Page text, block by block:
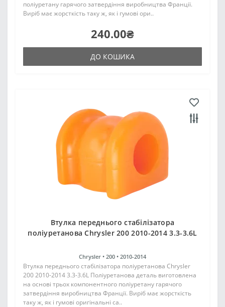
поліуретану гарячого затвердіння виробництва Франції.
Виріб має жорсткість таку ж, як і гумові ори..
240.00₴
ДО КОШИКА
Втулка переднього стабілізатора
поліуретанова Chrysler 200 2010-2014 3.3-3.6L
Chrysler • 200 • 2010-2014
Втулка переднього стабілізатора поліуретанова Chrysler
200 2010-2014 3.3-3.6L Поліуретанова деталь виготовлена
на основі трьох компонентного поліуретану гарячого
затвердіння виробництва Франції. Виріб має жорсткість
таку ж, як і гумові оригінальні са..